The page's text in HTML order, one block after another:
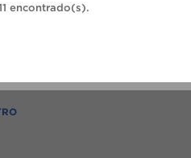
encontrado(s).